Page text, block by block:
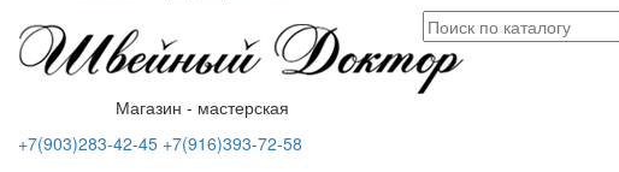
Магазин - мастерская
+7(903)283-42-45 +7(916)393-72-58